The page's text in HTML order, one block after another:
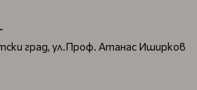
град, ул.Проф. Атанас Иширков